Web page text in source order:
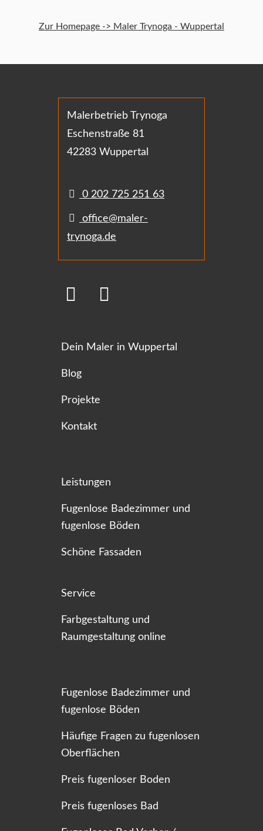
Zur Homepage -> Maler Trynoga - Wuppertal
Malerbetrieb Trynoga
Eschenstraße 81
42283 Wuppertal
0 202 725 251 63
office@maler-
trynoga.de
Dein Maler in Wuppertal
Blog
Projekte
Kontakt
Leistungen
Fugenlose Badezimmer und
fugenlose Böden
Schöne Fassaden
Service
Farbgestaltung und
Raumgestaltung online
Fugenlose Badezimmer und
fugenlose Böden
Häufige Fragen zu fugenlosen
Oberflächen
Preis fugenloser Boden
Preis fugenloses Bad